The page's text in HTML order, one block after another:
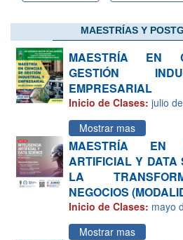
MAESTRÍAS Y
MAESTRÍA EN
GESTIÓN
EMPRESARIAL
Inicio de Clases: julio
Mostrar mas
MAESTRÍA EN
ARTIFICIAL Y DATA
LA
NEGOCIOS
Inicio de Clases: mayo
Mostrar mas